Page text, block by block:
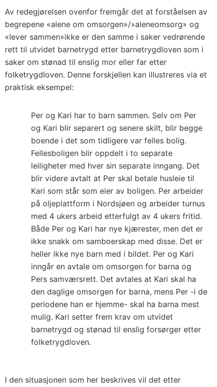
Av redegjørelsen ovenfor fremgår det at forståelsen av
begrepene «alene om omsorgen»/»aleneomsorg» og
«lever sammen»ikke er den samme i saker vedrørende
rett til utvidet barnetrygd etter barnetrygdloven som i
saker om stønad til enslig mor eller far etter
folketrygdloven. Denne forskjellen kan illustreres via et
praktisk eksempel:
Per og Kari har to barn sammen. Selv om Per
og Kari blir separert og senere skilt, blir begge
boende i det som tidligere var felles bolig.
Fellesboligen blir oppdelt i to separate
leiligheter med hver sin separate inngang. Det
blir videre avtalt at Per skal betale husleie til
Kari som står som eier av boligen. Per arbeider
på oljeplattform i Nordsjøen og arbeider turnus
med 4 ukers arbeid etterfulgt av 4 ukers fritid.
Både Per og Kari har nye kjærester, men det er
ikke snakk om samboerskap med disse. Det er
heller ikke nye barn med i bildet. Per og Kari
inngår en avtale om omsorgen for barna og
Pers samværsrett. Det avtales at Kari skal ha
den daglige omsorgen for barna, mens Per -i de
periodene han er hjemme- skal ha barna mest
mulig. Kari setter frem krav om utvidet
barnetrygd og stønad til enslig forsørger etter
folketrygdloven.
I den situasjonen som her beskrives vil det etter